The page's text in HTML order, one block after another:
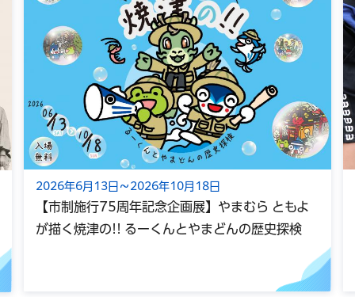
2026年6月13日～2026年10月18日
【市制施行75周年記念企画展】やまむら ともよ
が描く焼津の!! るーくんとやまどんの歴史探検